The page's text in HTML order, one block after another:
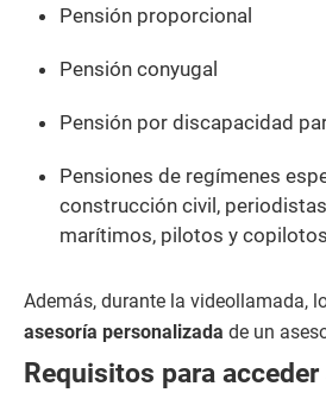
Pensión proporcional
Pensión conyugal
Pensión por discapacidad
Pensiones de regímenes
construcción civil,
marítimos, pilotos y
Además, durante la videollamada,
asesoría personalizada de un
Requisitos para